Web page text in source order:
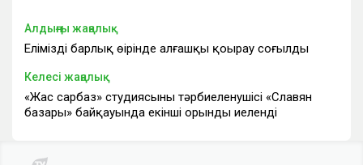
Алдыңғы жаңалық
Еліміздің барлық өңірінде алғашқы қоңырау соғылды
Келесі жаңалық
«Жас сарбаз» студиясының тәрбиеленушісі «Славян
базары» байқауында екінші орынды иеленді